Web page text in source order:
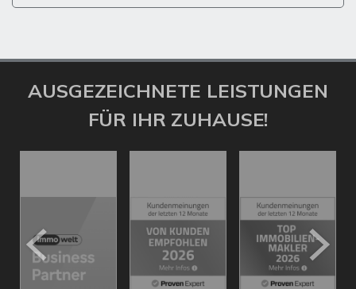
AUSGEZEICHNETE LEISTUNGEN
FÜR IHR ZUHAUSE!